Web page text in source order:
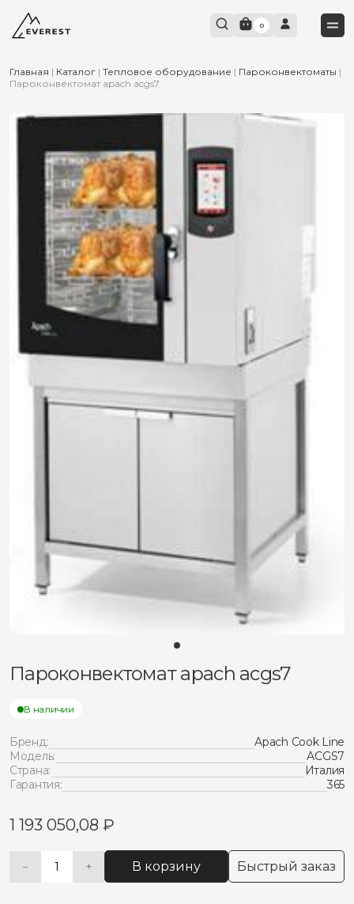
0
Главная | Каталог | Тепловое оборудование | Пароконвектоматы |
Пароконвектомат apach acgs7
Пароконвектомат apach acgs7
В наличии
Бренд:
Apach Cook Line
Модель:
ACGS7
Страна:
Италия
Гарантия:
365
1 193 050,08 ₽
−
Количество + В корзину Быстрый заказ
Alternative: